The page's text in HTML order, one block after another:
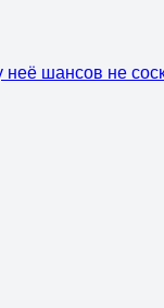
шансов не